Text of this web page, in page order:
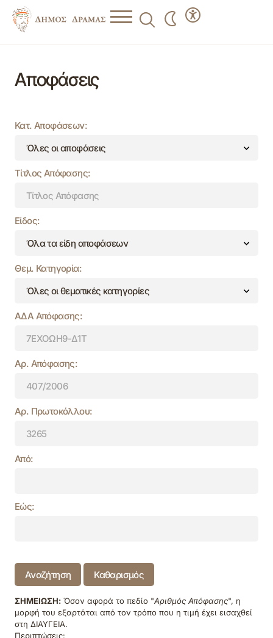
Αποφάσεις
Κατ. Αποφάσεων:
Τίτλος Απόφασης:
Είδος:
Θεμ. Κατηγορία:
ΑΔΑ Απόφασης:
Αρ. Απόφασης:
Αρ. Πρωτοκόλλου:
Από:
Εώς:
Αναζήτηση Καθαρισμός
ΣΗΜΕΙΩΣΗ: Όσον αφορά το πεδίο "Αριθμός Απόφασης", η
μορφή του εξαρτάται από τον τρόπο που η τιμή έχει εισαχθεί
στη ΔΙΑΥΓΕΙΑ.
Περιπτώσεις: